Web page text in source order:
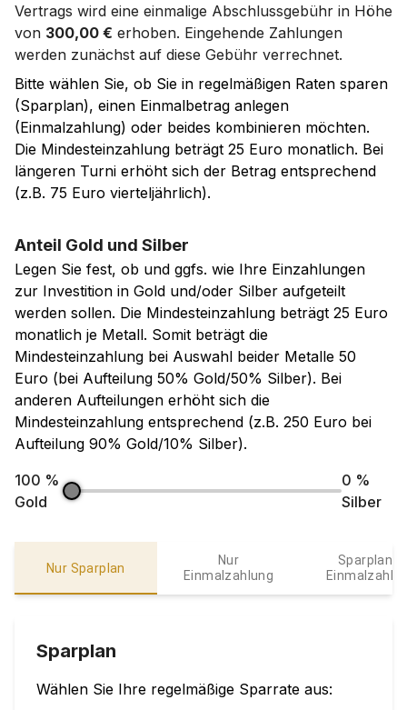
Vertrags wird eine einmalige Abschlussgebühr in Höhe
von 300,00 € erhoben. Eingehende Zahlungen
werden zunächst auf diese Gebühr verrechnet.
Bitte wählen Sie, ob Sie in regelmäßigen Raten sparen
(Sparplan), einen Einmalbetrag anlegen
(Einmalzahlung) oder beides kombinieren möchten.
Die Mindesteinzahlung beträgt 25 Euro monatlich. Bei
längeren Turni erhöht sich der Betrag entsprechend
(z.B. 75 Euro vierteljährlich).
Anteil Gold und Silber
Legen Sie fest, ob und ggfs. wie Ihre Einzahlungen
zur Investition in Gold und/oder Silber aufgeteilt
werden sollen. Die Mindesteinzahlung beträgt 25 Euro
monatlich je Metall. Somit beträgt die
Mindesteinzahlung bei Auswahl beider Metalle 50
Euro (bei Aufteilung 50% Gold/50% Silber). Bei
anderen Aufteilungen erhöht sich die
Mindesteinzahlung entsprechend (z.B. 250 Euro bei
Aufteilung 90% Gold/10% Silber).
100 %
Gold
0 %
Silber
Nur Sparplan
Nur
Einmalzahlung
Sparplan &
Sparplan
Wählen Sie Ihre regelmäßige Sparrate aus: